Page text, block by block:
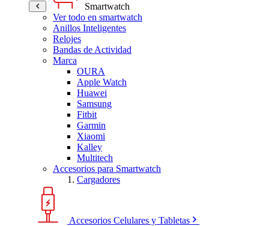
Smartwatch
Ver todo en smartwatch
Anillos Inteligentes
Relojes
Bandas de Actividad
Marca
OURA
Apple Watch
Huawei
Samsung
Fitbit
Garmin
Xiaomi
Kalley
Multitech
Accesorios para Smartwatch
Cargadores
Accesorios Celulares y Tabletas